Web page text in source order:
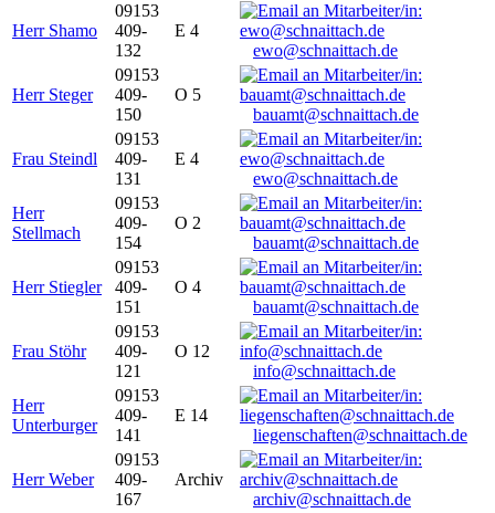
Herr Shamo
09153
409-
132
E 4
ewo@schnaittach.de
Herr Steger
09153
409-
150
O 5
bauamt@schnaittach.de
Frau Steindl
09153
409-
131
E 4
ewo@schnaittach.de
Herr
Stellmach
09153
409-
154
O 2
bauamt@schnaittach.de
Herr Stiegler
09153
409-
151
O 4
bauamt@schnaittach.de
Frau Stöhr
09153
409-
121
O 12
info@schnaittach.de
Herr
Unterburger
09153
409-
141
E 14
liegenschaften@schnaittach.de
Herr Weber
09153
409-
167
Archiv
archiv@schnaittach.de